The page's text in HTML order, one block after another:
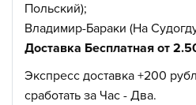
Польский);
Владимир-Бараки (На
Доставка Бесплатная от
Экспресс доставка +200
сработать за Час - Два.